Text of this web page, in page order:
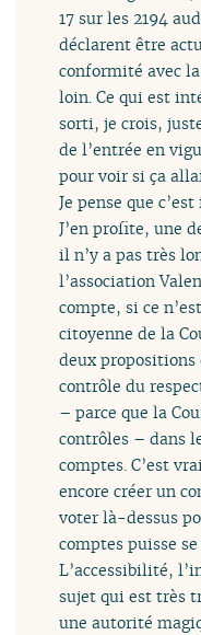
17 sur les 2194
déclarent être
conformité avec
loin. Ce qui est
sorti, je crois,
de l’entrée en
pour voir si ça
Je pense que
J’en profite, une
il n’y a pas très
l’association
compte, si ce
citoyenne de la
deux
contrôle du
– parce que la
contrôles – dans
comptes. C’est
encore créer un
voter là-dessus
comptes puisse
L’accessibilité,
sujet qui est très
une autorité